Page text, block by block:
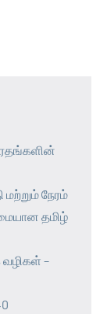
மற்றும் நேரம்
தமிழ்
–